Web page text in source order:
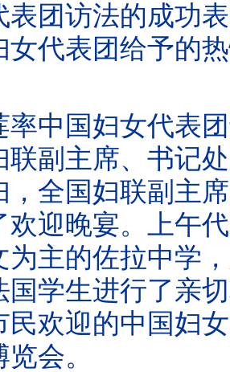
表团访法的成功
女代表团给予的
国妇女代表团
联副主席、书记
，全国妇联副主
欢迎晚宴。上午
为主的佐拉中学
国学生进行了亲
民欢迎的中国妇
会。